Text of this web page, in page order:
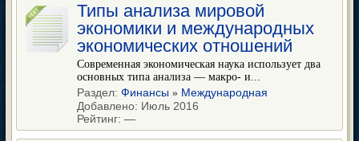
Типы анализа мировой
экономики и международных
экономических отношений
Современная экономическая наука использует два
основных типа анализа — макро- и...
Раздел: Финансы » Международная
Добавлено: Июль 2016
Рейтинг: —